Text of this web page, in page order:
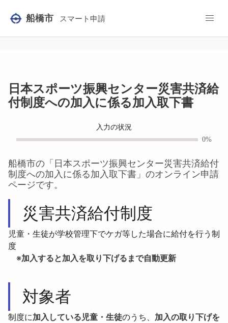
船橋市 スマート申請
日本スポーツ振興センター災害共済給
付制度への加入に係る加入取下書
入力の状況
0%
船橋市の「 日本スポーツ振興センター災害共済給付
制度への加入に係る加入取下書 」のオンライン申請
ページです。
災害共済給付制度
児童・生徒が学校管理下でケガ等した場合に給付を行う制
度
※加入すると加入を取り下げるまで自動更新
対象者
制度に加入している児童・生徒のうち、 加入の取り下げを